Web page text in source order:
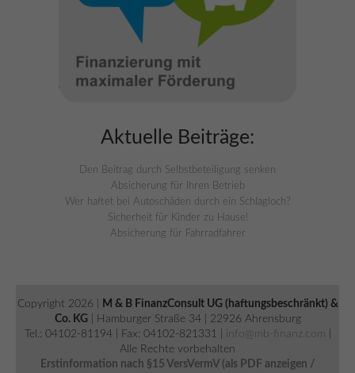
Aktuelle Beiträge:
Den Beitrag durch Selbstbeteiligung senken
Absicherung für Ihren Betrieb
Wer haftet bei Autoschäden durch ein Schlagloch?
Sicherheit für Kinder zu Hause!
Absicherung für Fahrradfahrer
Copyright 2026 |
M & B FinanzConsult UG (haftungsbeschränkt) &
Co. KG| Hamburger Straße 34 | 22926 Ahrensburg
Tel.: 04102-81194 | Fax: 04102-821331 |
info@mb-finanz.com
Alle Rechte vorbehalten
Erstinformation nach §15 VersVermV (als PDF anzeigen /